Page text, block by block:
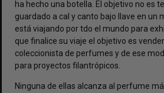
ha hecho una botella. El objetivo no es
guardado a cal y canto bajo llave en un
está viajando por tdo el mundo para
que finalice su viaje el objetivo es
coleccionista de perfumes y de ese
para proyectos filantrópicos.
Ninguna de ellas alcanza al perfume